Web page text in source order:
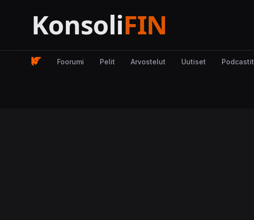
Foorumi Pelit Arvostelut Uutiset Podcastit